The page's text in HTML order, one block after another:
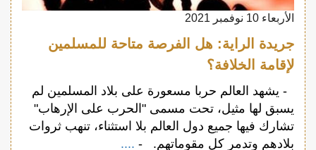
الأربعاء 10 نوفمبر 2021
جريدة الراية: هل الفرصة متاحة للمسلمين
لإقامة الخلافة؟
- يشهد العالم حربا مسعورة على بلاد المسلمين لم
يسبق لها مثيل، تحت مسمى "الحرب على الإرهاب"
تشارك فيها جميع دول العالم بلا استثناء، تنهب ثروات
بلادهم وتدمر كل مقوماتهم. - ....